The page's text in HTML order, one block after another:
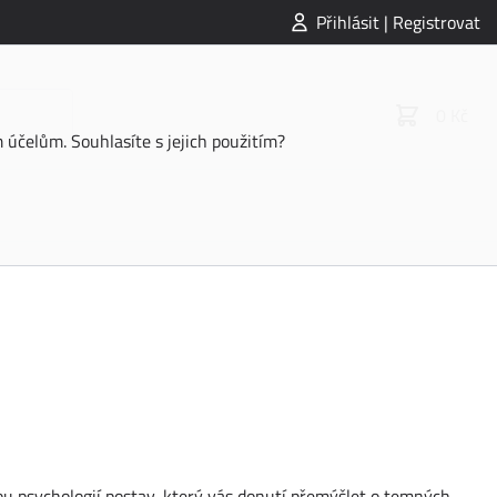
Přihlásit | Registrovat
Souhlasíte s jejich použitím?